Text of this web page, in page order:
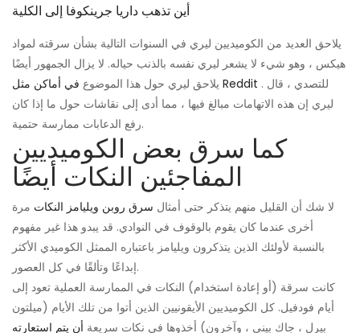
أين تذهب داريا جرينكوفا إلى الكلية
يلاحق العديد من الكوميديين ليري في السنوات التالية بشأن سرقته لمواد
هيكس ، وهو شيء لا يشعر ليري نفسه بالذنب حياله. لا يزال الجمهور أيضًا
يلاحق ليري حول هذا الموضوع في أماكن مثل Reddit . للتصدي ، قال
ليري إن هذه الاتهامات مبالغ فيها ، مما أدى إلى نقاشات حول ما إذا كان
رفع الدعابات ممارسة حتمية.
كما سرق بعض الكوميديين
المفاجئين النكات أيضًا
لا شك أن القليل منهم يتذكر حتى أمثال سرق روبن ويليامز النكات مرة
أخرى عندما كان يقوم بالوقوف في النوادي. قد يبدو هذا غير مفهوم
بالنسبة لأولئك الذين يتذكرون ويليامز باعتباره الممثل الكوميدي الأكثر
إبداعًا وتألقًا في كل العصور.
كانت سرقة (أو إعادة استخدام) النكات في الممارسة العملية تعود إلى
أيام فودفيل. كل الكوميديين الأيقونيين الذين أتوا من تلك الأيام (ميلتون
بيرل ، جاك بيني ، وآخرون) أخذوها في نكات سريعة أن يتم استعارته